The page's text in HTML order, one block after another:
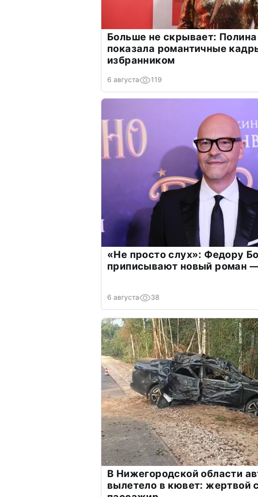
Больше не скрывает: Полина
показала романтичные
избранником
6 августа 119
«Не просто слух»: Федору
приписывают новый роман
6 августа 38
В Нижегородской области
вылетело в кювет: жертвой